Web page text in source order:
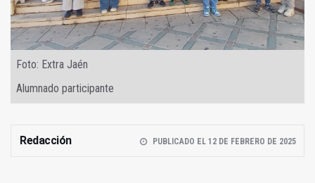
Foto: Extra Jaén
Alumnado participante
Redacción PUBLICADO EL 12 DE FEBRERO DE 2025